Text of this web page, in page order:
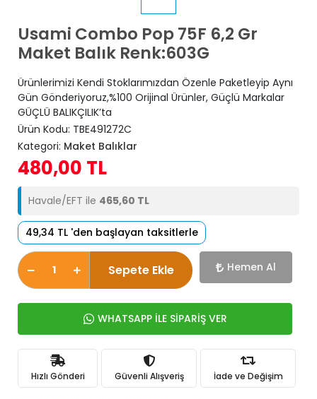
Usami Combo Pop 75F 6,2 Gr
Maket Balık Renk:603G
Ürünlerimizi Kendi Stoklarımızdan Özenle Paketleyip Aynı
Gün Gönderiyoruz,%100 Orijinal Ürünler, Güçlü Markalar
GÜÇLÜ BALIKÇILIK’ta
Ürün Kodu: TBE491272C
Kategori: Maket Balıklar
480,00 TL
Havale/EFT ile 465,60 TL
49,34 TL 'den başlayan taksitlerle
Sepete Ekle Hemen Al
WHATSAPP İLE SİPARİŞ VER
Hızlı Gönderi Güvenli Alışveriş İade ve Değişim